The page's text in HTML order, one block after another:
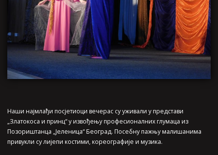
Наши најмлађи посјетиоци вечерас су уживали у представи
„Златокоса и принц“ у извођењу професионалних глумаца из
Позориштанца „Јеленица“ Београд. Посебну пажњу малишанима
привукли су лијепи костими, кореографије и музика.